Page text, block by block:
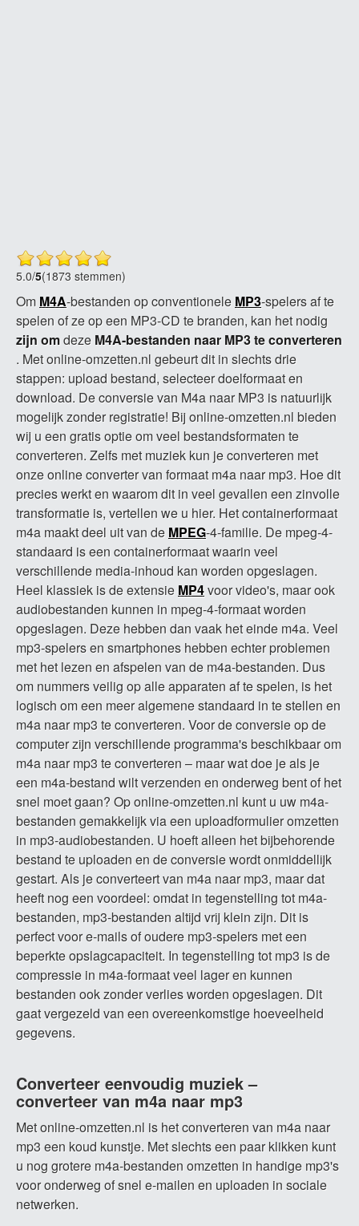
5.0/5(1873 stemmen)
Om M4A-bestanden op conventionele MP3-spelers af te
spelen of ze op een MP3-CD te branden, kan het nodig
zijn omdeze M4A-bestanden naar MP3 te converteren
. Met online-omzetten.nl gebeurt dit in slechts drie
stappen: upload bestand, selecteer doelformaat en
download. De conversie van M4a naar MP3 is natuurlijk
mogelijk zonder registratie! Bij online-omzetten.nl bieden
wij u een gratis optie om veel bestandsformaten te
converteren. Zelfs met muziek kun je converteren met
onze online converter van formaat m4a naar mp3. Hoe dit
precies werkt en waarom dit in veel gevallen een zinvolle
transformatie is, vertellen we u hier. Het containerformaat
m4a maakt deel uit van de MPEG-4-familie. De mpeg-4-
standaard is een containerformaat waarin veel
verschillende media-inhoud kan worden opgeslagen.
Heel klassiek is de extensie MP4voor video's, maar ook
audiobestanden kunnen in mpeg-4-formaat worden
opgeslagen. Deze hebben dan vaak het einde m4a. Veel
mp3-spelers en smartphones hebben echter problemen
met het lezen en afspelen van de m4a-bestanden. Dus
om nummers veilig op alle apparaten af ​​te spelen, is het
logisch om een ​​meer algemene standaard in te stellen en
m4a naar mp3 te converteren. Voor de conversie op de
computer zijn verschillende programma's beschikbaar om
m4a naar mp3 te converteren – maar wat doe je als je
een m4a-bestand wilt verzenden en onderweg bent of het
snel moet gaan? Op online-omzetten.nl kunt u uw m4a-
bestanden gemakkelijk via een uploadformulier omzetten
in mp3-audiobestanden. U hoeft alleen het bijbehorende
bestand te uploaden en de conversie wordt onmiddellijk
gestart. Als je converteert van m4a naar mp3, maar dat
heeft nog een voordeel: omdat in tegenstelling tot m4a-
bestanden, mp3-bestanden altijd vrij klein zijn. Dit is
perfect voor e-mails of oudere mp3-spelers met een
beperkte opslagcapaciteit. In tegenstelling tot mp3 is de
compressie in m4a-formaat veel lager en kunnen
bestanden ook zonder verlies worden opgeslagen. Dit
gaat vergezeld van een overeenkomstige hoeveelheid
gegevens.
Converteer eenvoudig muziek –
converteer van m4a naar mp3
Met online-omzetten.nl is het converteren van m4a naar
mp3 een koud kunstje. Met slechts een paar klikken kunt
u nog grotere m4a-bestanden omzetten in handige mp3's
voor onderweg of snel e-mailen en uploaden in sociale
netwerken.